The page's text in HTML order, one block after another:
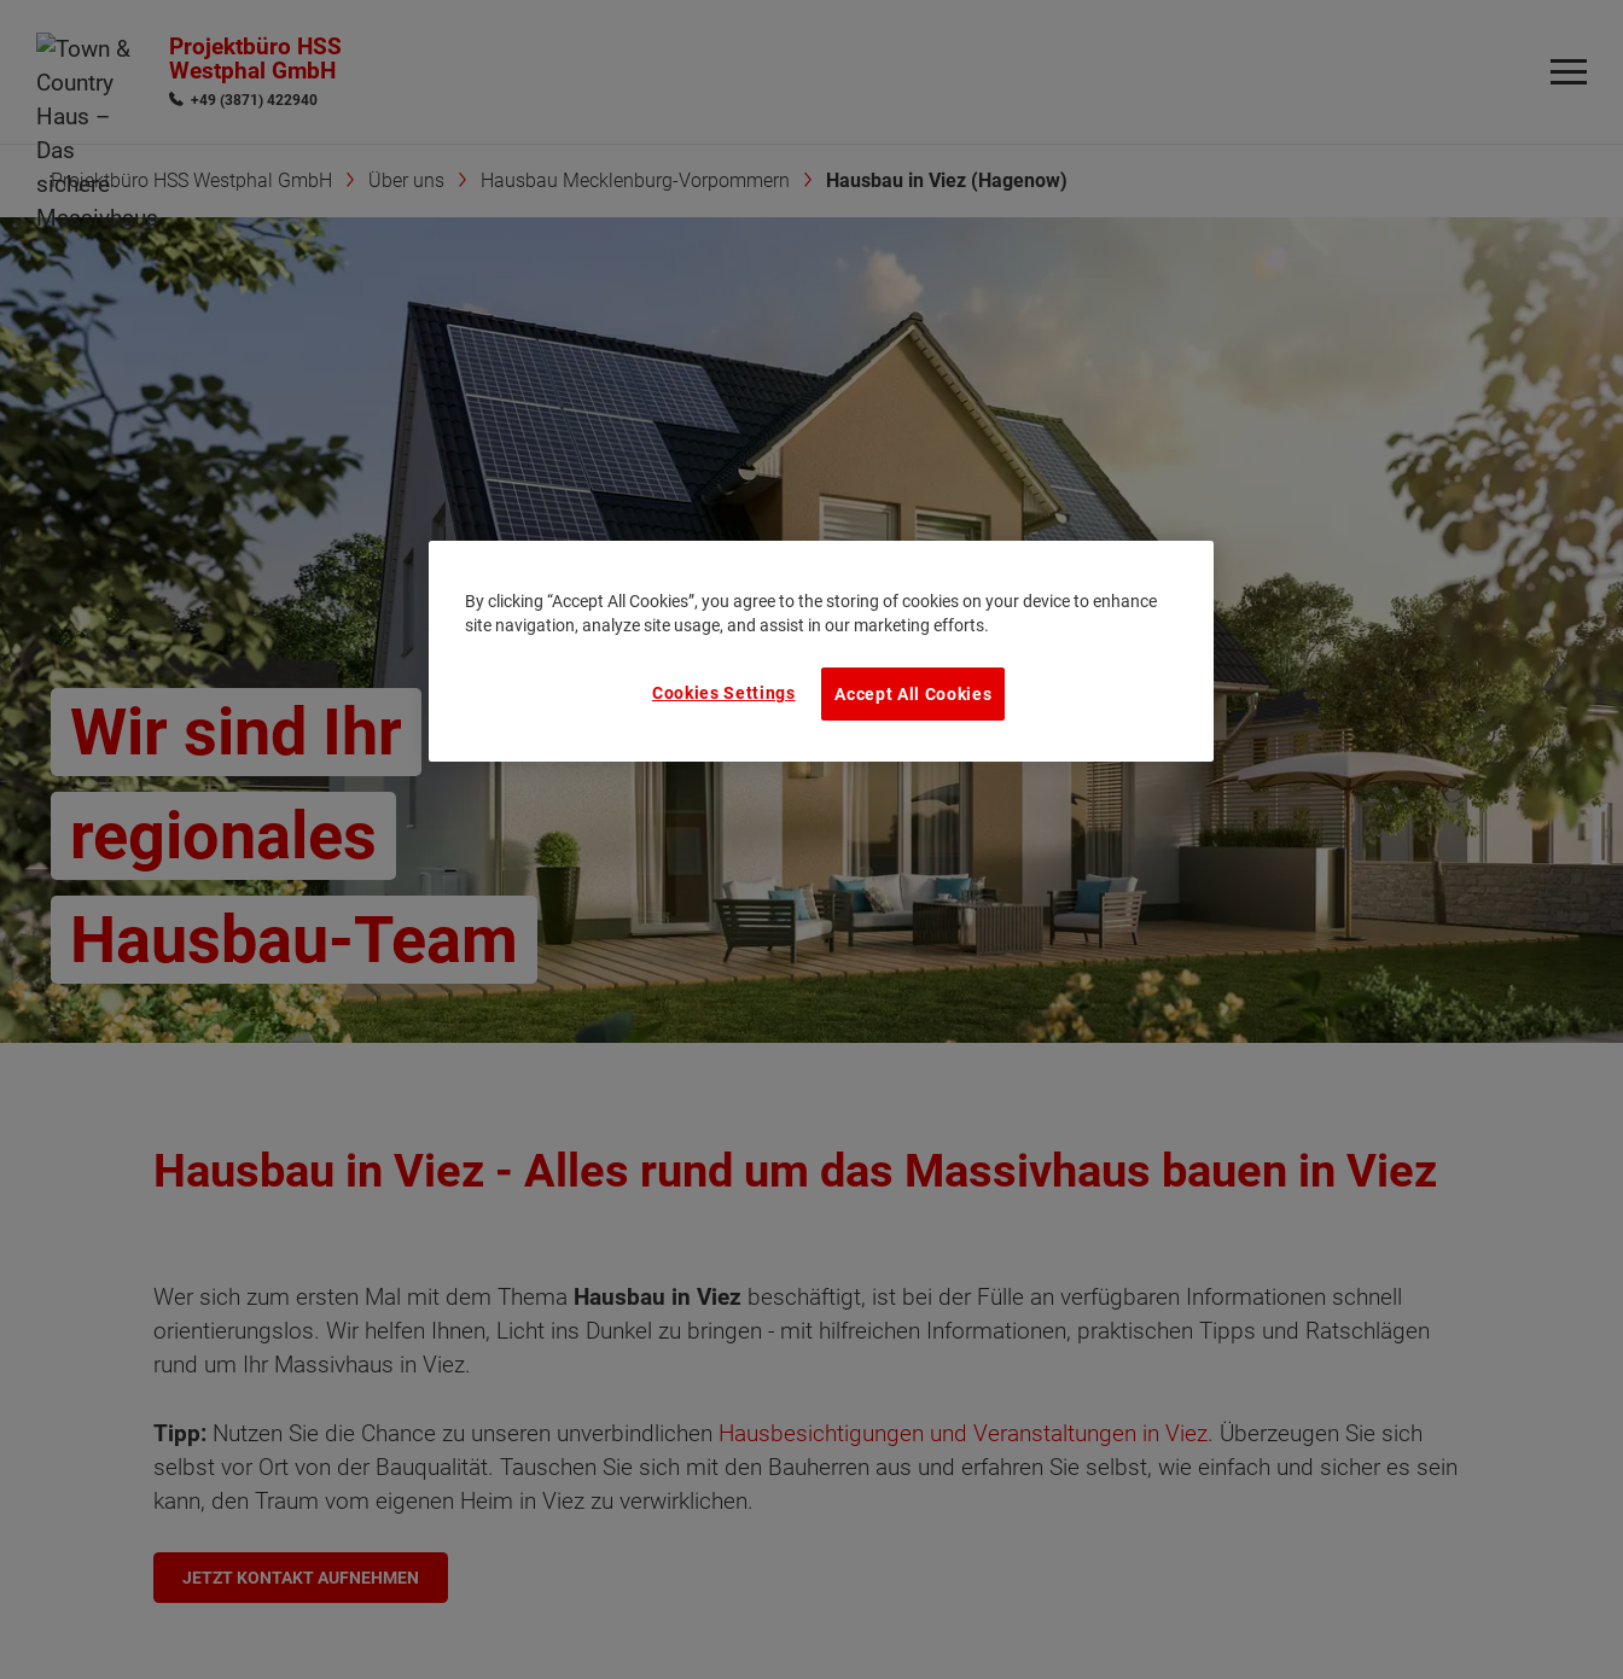
Projektbüro HSS
Westphal GmbH
+49 (3871) 422940
Projektbüro HSS Westphal GmbH Über uns Hausbau Mecklenburg-Vorpommern Hausbau in Viez (Hagenow)
Wir sind Ihr
regionales
Hausbau-Team
Hausbau in Viez - Alles rund um das Massivhaus bauen in Viez
Wer sich zum ersten Mal mit dem Thema Hausbau in Viez beschäftigt, ist bei der Fülle an verfügbaren Informationen schnell
orientierungslos. Wir helfen Ihnen, Licht ins Dunkel zu bringen - mit hilfreichen Informationen, praktischen Tipps und Ratschlägen
rund um Ihr Massivhaus in Viez.
Tipp: Nutzen Sie die Chance zu unseren unverbindlichen Hausbesichtigungen und Veranstaltungen in Viez. Überzeugen Sie sich
selbst vor Ort von der Bauqualität. Tauschen Sie sich mit den Bauherren aus und erfahren Sie selbst, wie einfach und sicher es sein
kann, den Traum vom eigenen Heim in Viez zu verwirklichen.
JETZT KONTAKT AUFNEHMEN
By clicking “Accept All Cookies”, you agree to the storing of cookies on your device to enhance
site navigation, analyze site usage, and assist in our marketing efforts.
Accept All Cookies
Cookies Settings